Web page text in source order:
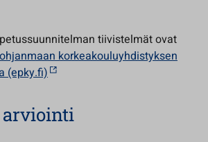
tiivistelmät ovat
korkeakouluyhdistyksen
(epky.fi)
arviointi